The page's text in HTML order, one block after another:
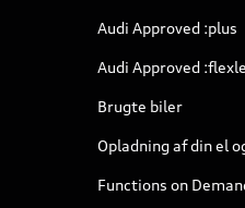
Audi Approved :plus
Audi Approved
Brugte biler
Opladning af din el
Functions on